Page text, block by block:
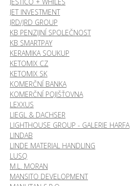
JET INVESTMENT
JRD/JRD GROUP
KB PENZIJNÍ SPOLEČNOST
KB SMARTPAY
KERAMIKA SOUKUP
KETOMIX CZ
KETOMIX SK
KOMERČNÍ BANKA
KOMERČNÍ POJIŠŤOVNA
LEXXUS
LIEGL & DACHSER
LIGHTHOUSE GROUP - GALERIE HARFA
LINDAB
LINDE MATERIAL HANDLING
LUSQ
M.L. MORAN
MANSITO DEVELOPMENT